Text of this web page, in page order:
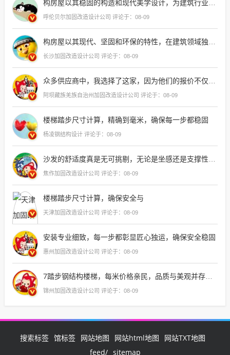
构房屋以其稳固的构造和现代美学设计，为建筑行业带来了革命性的进步，它们不仅展现了创新的建筑理念，还体现了可持续发展的理念，是未来建筑趋势的
呼伦贝尔加固改造设计公司 评论于：08-09
构房屋以其现代、坚固和环保的特性，在建筑领域独树一帜，其图片大全展示了从简约到豪华的不同风格，每一张效果图都让人感受到建筑师对细节的精心打磨和
长沙加固改造设计公司 评论于：08-09
众多供应商中，我选择了这家，因为他们的报价不仅合理，而且考虑到了我们的需求和预算，他们的服务团队也非常专业，能够提供个性化的解决方案，帮助我们解决了长期困扰的问题，这次合作非常成功，我相信未来我们的合作关系也会更加
阿坝藏族羌族自治州加固改造设计公司 评论于：08-09
楼梯踏步尺寸计算，精确到毫米，确保每一步都稳固
杨凌钢结构设计 评论于：08-09
沙发的舒适度真是无可挑剔，无论是坐感还是支撑性都达到了顶级水平，它的设计既时尚又实用，完美地融合了现代美学和人体工程学原理，让人一坐上去就能感受到
焦作加固改造设计公司 评论于：08-09
楼梯踏步尺寸计算，确保安全与
天津加固改造设计公司 评论于：08-09
安装专业细致，每一步都彰显匠心独运，确保安全稳固
惠州加固改造设计公司 评论于：08-09
7踏步钢结构楼梯，每米价格亲民，品质与美观并存，是户外装修
锦州加固改造设计公司 评论于：08-09
搜索标签 馆标签 网站地图 网站html地图
网站TXT地图
feed/ sitemap